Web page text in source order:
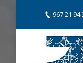
967 21 94